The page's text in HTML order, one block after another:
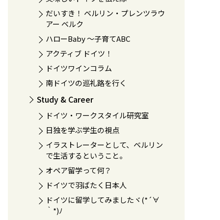
だいすき！ ベルリン・プレンツラウ
アー ベルク
ハローBaby 〜子育てABC
アクティブ ドイツ！
ドイツワインコラム
南ドイツの巡礼路を行く
Study & Career
ドイツ・ワークスタイル研究室
日独を学ぶ学生の視点
イラストレーターとして、ベルリン
で生活するということ。
オペア留学って何？
ドイツで羽ばたく日本人
ドイツに留学してみましたヾ(*´∀
｀*)ﾉ